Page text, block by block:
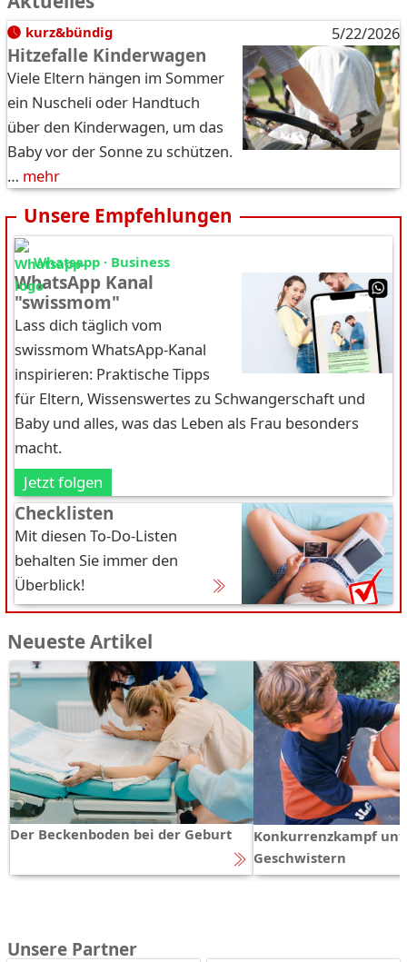
kurz&bündig 5/22/2026
Hitzefalle Kinderwagen
Viele Eltern hängen im Sommer
ein Nuscheli oder Handtuch
über den Kinderwagen, um das
Baby vor der Sonne zu schützen.
… mehr
Unsere Empfehlungen
Whatsapp · Business
WhatsApp Kanal
"swissmom"
Lass dich täglich vom
swissmom WhatsApp-Kanal
inspirieren: Praktische Tipps
für Eltern, Wissenswertes zu Schwangerschaft und
Baby und alles, was das Leben als Frau besonders
macht.
Jetzt folgen
Checklisten
Mit diesen To-Do-Listen
behalten Sie immer den
Überblick!
Neueste Artikel
Der Beckenboden bei der Geburt
Konkurrenzkampf
Geschwistern
Unsere Partner